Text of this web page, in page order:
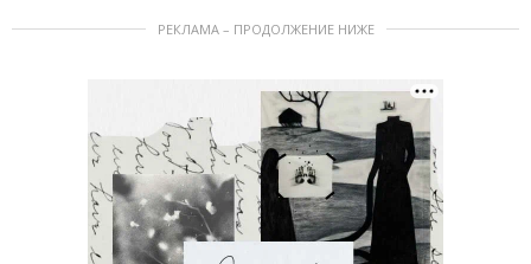
РЕКЛАМА – ПРОДОЛЖЕНИЕ НИЖЕ